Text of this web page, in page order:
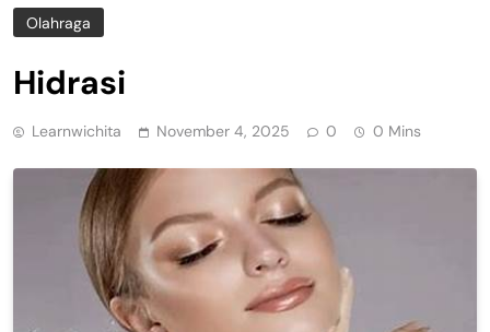
Olahraga
Hidrasi
Learnwichita November 4, 2025 0 0 Mins